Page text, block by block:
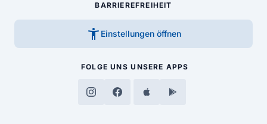
BARRIEREFREIHEIT
accessibility_new Einstellungen öffnen
FOLGE UNS UNSERE APPS